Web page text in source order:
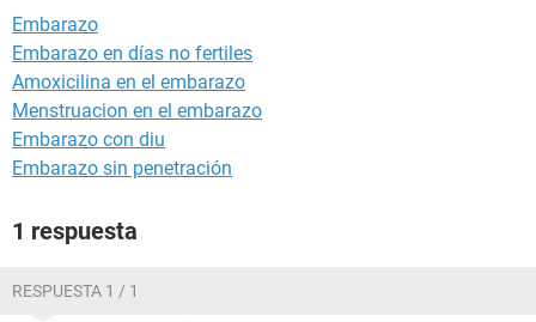
Embarazo
Embarazo en días no fertiles
Amoxicilina en el embarazo
Menstruacion en el embarazo
Embarazo con diu
Embarazo sin penetración
1 respuesta
RESPUESTA 1 / 1